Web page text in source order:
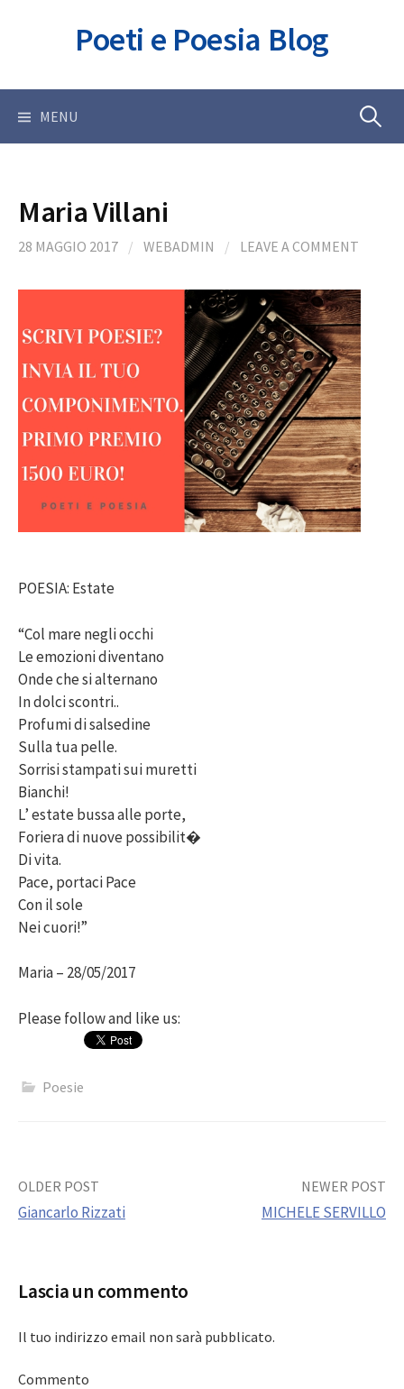
Poeti e Poesia Blog
MENU Ricerca
Maria Villani
28 MAGGIO 2017 / WEBADMIN / LEAVE A COMMENT
POESIA: Estate
“Col mare negli occhi
Le emozioni diventano
Onde che si alternano
In dolci scontri..
Profumi di salsedine
Sulla tua pelle.
Sorrisi stampati sui muretti
Bianchi!
L’ estate bussa alle porte,
Foriera di nuove possibilit�
Di vita.
Pace, portaci Pace
Con il sole
Nei cuori!”
Maria – 28/05/2017
Please follow and like us:
Poesie
Post
OLDER POST
Giancarlo Rizzati
NEWER POST
MICHELE SERVILLO
Lascia un commento
Il tuo indirizzo email non sarà pubblicato.
Commento